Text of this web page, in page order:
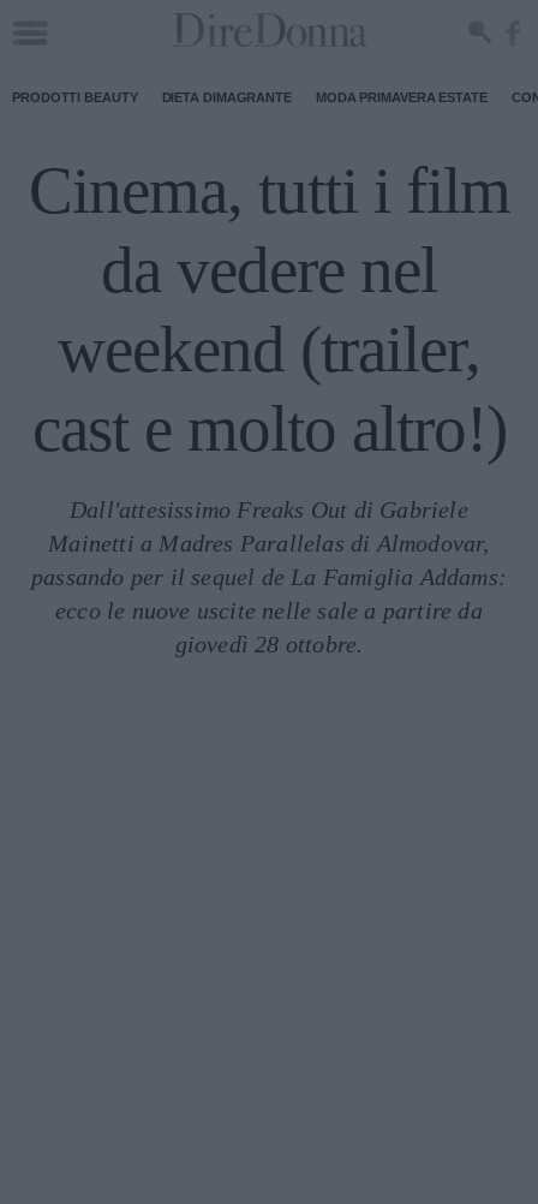
PRODOTTI BEAUTY DIETA DIMAGRANTE MODA PRIMAVERA ESTATE
Cinema, tutti i film
da vedere nel
weekend (trailer,
cast e molto altro!)
Dall'attesissimo Freaks Out di Gabriele
Mainetti a Madres Parallelas di Almodovar,
passando per il sequel de La Famiglia Addams:
ecco le nuove uscite nelle sale a partire da
giovedì 28 ottobre.